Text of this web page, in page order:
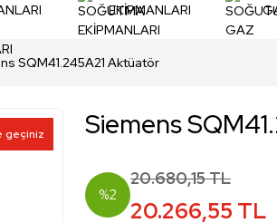
EKİPMANLARI
SQM41.245A21 Aktüatör
geçiniz Siemens
%2
20.680,15 TL
20.266,55 TL